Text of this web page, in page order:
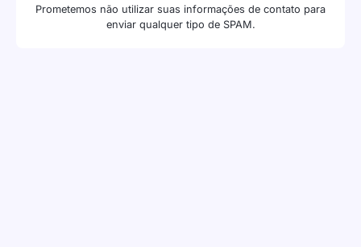
Prometemos não utilizar suas informações de contato para
enviar qualquer tipo de SPAM.